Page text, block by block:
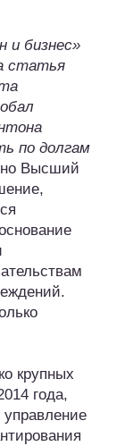
и бизнес»
статья
по долгам
Высший
крупных
года,